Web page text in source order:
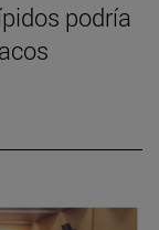
podría